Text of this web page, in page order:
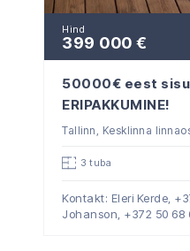
Hind
399 000 €
50000€ eest
ERIPAKKUMINE!
Tallinn, Kesklinna
3 tuba
Kontakt: Eleri Kerde,
Johanson, +372 50 68